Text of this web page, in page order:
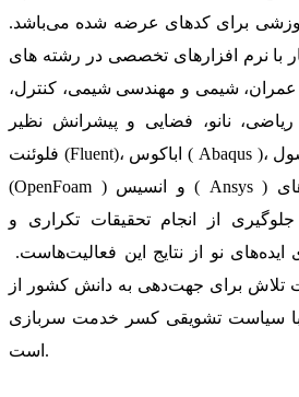
برای کدهای عرضه شده می‌باشد.
با نرم افزارهای تخصصی در رشته های
عمران، شیمی و مهندسی شیمی، کنترل،
ریاضی، نانو، فضایی و پیشرانش نظیر
فلوئنت (Fluent)، اباکوس ( Abaqus )، کامسول ( Comsol )، اپن فوم
(OpenFoam ) و انسیس ( Ansys ) در قالب بسته‌ و فیلم های
از انجام تحقیقات تکراری و
ایده‌های نو از نتایج این فعالیت‌هاست.
تلاش برای جهت‌دهی به دانش کشور از
با سیاست تشویقی کسر خدمت سربازی
است.